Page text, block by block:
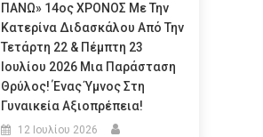
ΠΑΝΩ» 14ος ΧΡΟΝΟΣ Με Την
Κατερίνα Διδασκάλου Από Την
Τετάρτη 22 & Πέμπτη 23
Ιουλίου 2026 Μια Παράσταση
Θρύλος! Ένας Ύμνος Στη
Γυναικεία Αξιοπρέπεια!
12 Ιουλίου 2026